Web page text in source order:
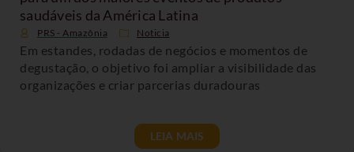
saudáveis da América Latina
PRS - Amazônia Noticia
Em estandes, rodadas de negócios e momentos de
degustação, o objetivo foi ampliar a visibilidade das
organizações e criar parcerias duradouras
LEIA MAIS